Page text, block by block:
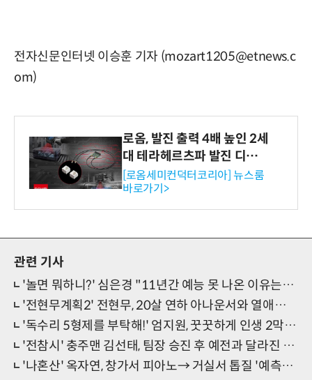
전자신문인터넷 이승훈 기자 (mozart1205@etnews.c
om)
로옴, 발진 출력 4배 높인 2세
대 테라헤르츠파 발진 디바이
스 개발
[로옴세미컨덕터코리아] 뉴스룸
바로가기>
관련 기사
'놀면 뭐하니?' 심은경 "11년간 예능 못 나온 이유는…"
'전현무계획2' 전현무, 20살 연하 아나운서와 열애설에 "그 친구에게 미안…"
'독수리 5형제를 부탁해!' 엄지원, 꿋꿋하게 인생 2막 시작
'전참시' 충주맨 김선태, 팀장 승진 후 예전과 달라진 일상
'나혼산' 옥자연, 창가서 피아노→ 거실서 톱질 '예측불가'